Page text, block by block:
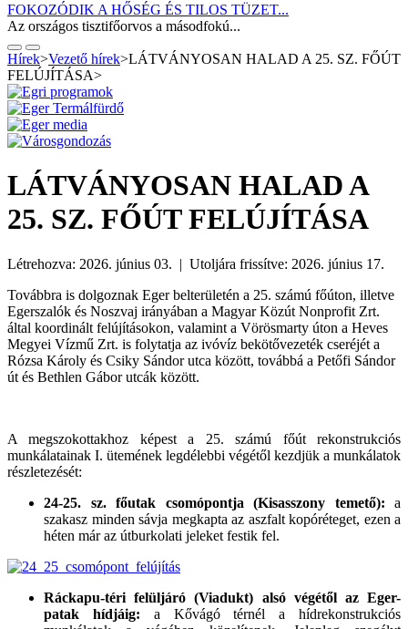
FOKOZÓDIK A HŐSÉG ÉS TILOS TÜZET...
Az országos tisztifőorvos a másodfokú...
Hírek>Vezető hírek>LÁTVÁNYOSAN HALAD A 25. SZ. FŐÚT
FELÚJÍTÁSA>
LÁTVÁNYOSAN HALAD A
25. SZ. FŐÚT FELÚJÍTÁSA
Létrehozva: 2026. június 03. | Utoljára frissítve: 2026. június 17.
Továbbra is dolgoznak Eger belterületén a 25. számú főúton, illetve
Egerszalók és Noszvaj irányában a Magyar Közút Nonprofit Zrt.
által koordinált felújításokon, valamint a Vörösmarty úton a Heves
Megyei Vízmű Zrt. is folytatja az ivóvíz bekötővezeték cseréjét a
Rózsa Károly és Csiky Sándor utca között, továbbá a Petőfi Sándor
út és Bethlen Gábor utcák között.
A megszokottakhoz képest a 25. számú főút rekonstrukciós
munkálatainak I. ütemének legdélebbi végétől kezdjük a munkálatok
részletezését:
24-25. sz. főutak csomópontja (Kisasszony temető): a
szakasz minden sávja megkapta az aszfalt kopóréteget, ezen a
héten már az útburkolati jeleket festik fel.
Ráckapu-téri felüljáró (Viadukt) alsó végétől az Eger-
patak hídjáig: a Kővágó térnél a hídrekonstrukciós